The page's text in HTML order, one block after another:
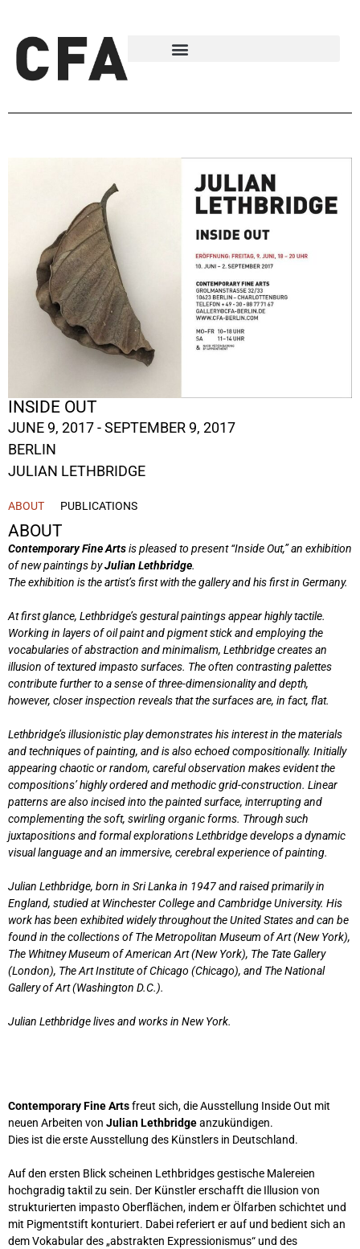
INSIDE OUT
JUNE 9, 2017 - SEPTEMBER 9, 2017
BERLIN
JULIAN LETHBRIDGE
ABOUT PUBLICATIONS
ABOUT
Contemporary Fine Artsis pleased to present “Inside Out,” an exhibition
of new paintings byJulian Lethbridge.
The exhibition is the artist’s first with the gallery and his first in Germany.
At first glance, Lethbridge’s gestural paintings appear highly tactile.
Working in layers of oil paint and pigment stick and employing the
vocabularies of abstraction and minimalism, Lethbridge creates an
illusion of textured impasto surfaces. The often contrasting palettes
contribute further to a sense of three-dimensionality and depth,
however, closer inspection reveals that the surfaces are, in fact, flat.
Lethbridge’s illusionistic play demonstrates his interest in the materials
and techniques of painting, and is also echoed compositionally. Initially
appearing chaotic or random, careful observation makes evident the
compositions’ highly ordered and methodic grid-construction. Linear
patterns are also incised into the painted surface, interrupting and
complementing the soft, swirling organic forms. Through such
juxtapositions and formal explorations Lethbridge develops a dynamic
visual language and an immersive, cerebral experience of painting.
Julian Lethbridge, born in Sri Lanka in 1947 and raised primarily in
England, studied at Winchester College and Cambridge University. His
work has been exhibited widely throughout the United States and can be
found in the collections of The Metropolitan Museum of Art (New York),
The Whitney Museum of American Art (New York), The Tate Gallery
(London), The Art Institute of Chicago (Chicago), and The National
Gallery of Art (Washington D.C.).
Julian Lethbridge lives and works in New York.
Contemporary Fine Artsfreut sich, die Ausstellung Inside Out mit
neuen Arbeiten von Julian Lethbridgeanzukündigen.
Dies ist die erste Ausstellung des Künstlers in Deutschland.
Auf den ersten Blick scheinen Lethbridges gestische Malereien
hochgradig taktil zu sein. Der Künstler erschafft die Illusion von
strukturierten impasto Oberflächen, indem er Ölfarben schichtet und
mit Pigmentstift konturiert. Dabei referiert er auf und bedient sich an
dem Vokabular des „abstrakten Expressionismus“ und des